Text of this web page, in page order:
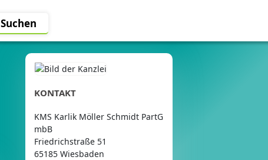
Suchen
KONTAKT
KMS Karlik Möller Schmidt PartG
mbB
Friedrichstraße 51
65185 Wiesbaden